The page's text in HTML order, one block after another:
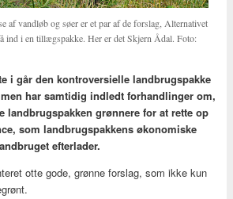
af vandløb og søer er et par af de forslag, Alternativet
ind i en tillægspakke. Her er det Skjern Ådal. Foto:
i går den kontroversielle landbrugspakke
har samtidig indledt forhandlinger om,
landbrugspakken grønnere for at rette op
som landbrugspakkens økonomiske
efterlader.
otte gode, grønne forslag, som ikke kun